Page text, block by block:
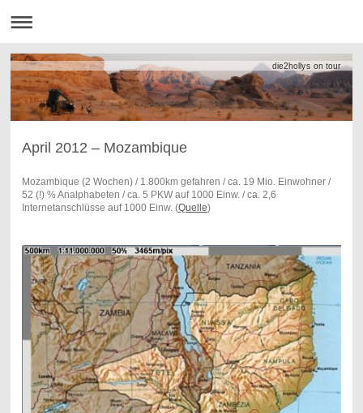
die2hollys on tour
April 2012 – Mozambique
Mozambique (2 Wochen) / 1.800km gefahren / ca. 19 Mio. Einwohner /
52 (!) % Analphabeten / ca. 5 PKW auf 1000 Einw. / ca. 2,6
Internetanschlüsse auf 1000 Einw. (Quelle)